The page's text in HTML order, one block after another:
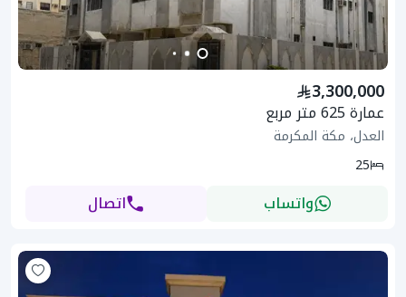
3,300,000
عمارة 625 متر مربع
العدل، مكة المكرمة
25
واتساب اتصال